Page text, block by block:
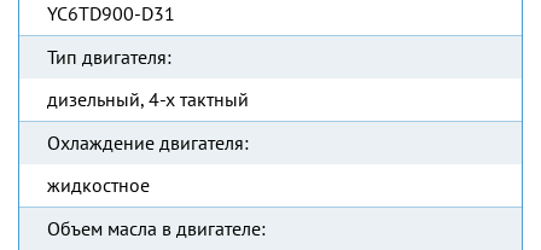
YC6TD900-D31
Тип двигателя:
дизельный, 4-х тактный
Охлаждение двигателя:
жидкостное
Объем масла в двигателе: